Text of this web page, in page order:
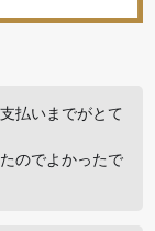
払いまでがとて
のでよかったで